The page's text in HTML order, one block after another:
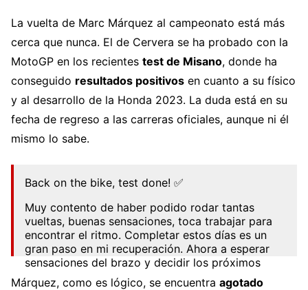
La vuelta de Marc Márquez al campeonato está más
cerca que nunca. El de Cervera se ha probado con la
MotoGP en los recientes test de Misano, donde ha
conseguido resultados positivos en cuanto a su físico
y al desarrollo de la Honda 2023. La duda está en su
fecha de regreso a las carreras oficiales, aunque ni él
mismo lo sabe.
Back on the bike, test done! ✅
Muy contento de haber podido rodar tantas
vueltas, buenas sensaciones, toca trabajar para
encontrar el ritmo. Completar estos días es un
gran paso en mi recuperación. Ahora a esperar
sensaciones del brazo y decidir los próximos
pasos.
Márquez, como es lógico, se encuentra agotado